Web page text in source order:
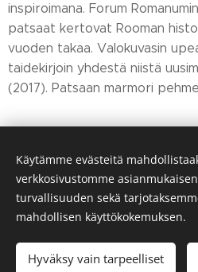
inspiroimana. Forum
patsaat kertovat Rooman
vuoden takaa. Valokuvasin
taidekirjoin yhdestä niistä
(2017). Patsaan marmori
Share
Käytämme evästeitä
verkkosivustomme
turvallisuuden sekä
mahdollisen käyttökokemuksen.
Hyväksy vain tarpeelliset